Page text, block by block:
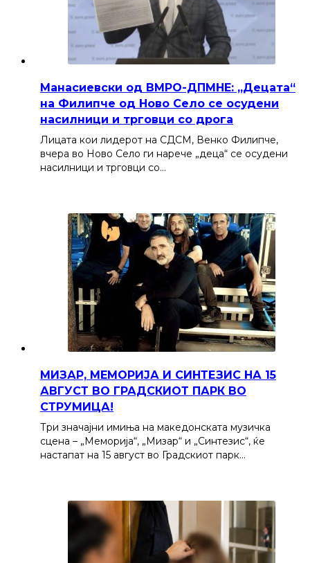
Манасиевски од ВМРО-ДПМНЕ: „Децата“
на Филипче од Ново Село се осудени
насилници и трговци со дрога
Лицата кои лидерот на СДСМ, Венко Филипче,
вчера во Ново Село ги нарече „деца“ се осудени
насилници и трговци со…
МИЗАР, МЕМОРИЈА И СИНТЕЗИС НА 15
АВГУСТ ВО ГРАДСКИОТ ПАРК ВО
СТРУМИЦА!
Три значајни имиња на македонската музичка
сцена – „Меморија“, „Мизар“ и „Синтезис“, ќе
настапат на 15 август во Градскиот парк…